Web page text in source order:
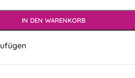
IN DEN WARENKORB